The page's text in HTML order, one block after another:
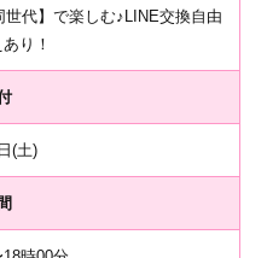
世代】で楽しむ♪LINE交換自由
り！
(土)